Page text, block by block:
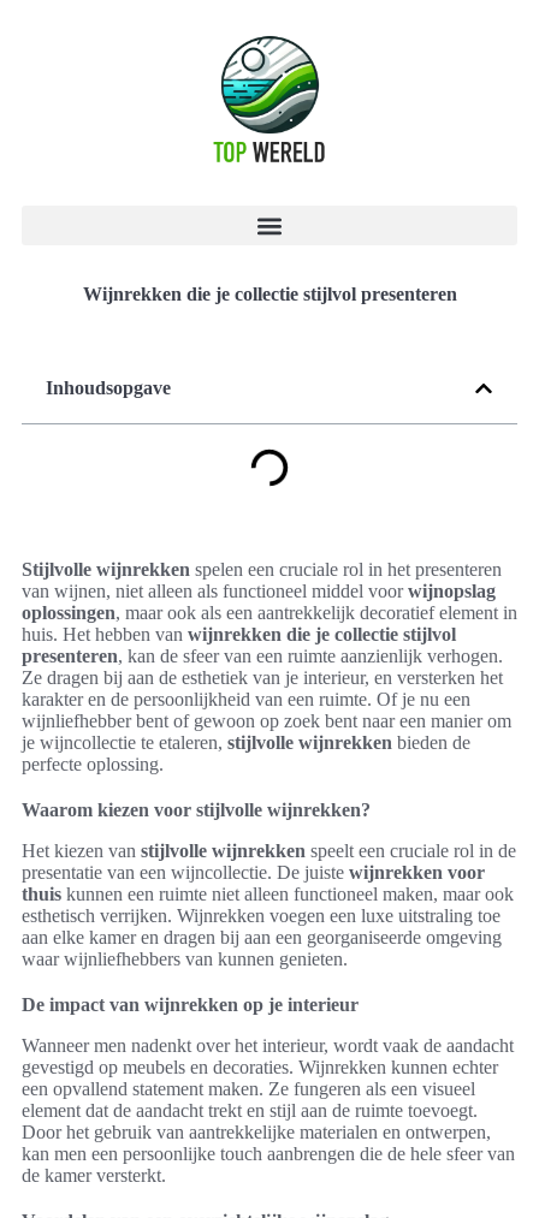
Wijnrekken die je collectie stijlvol presenteren
Inhoudsopgave
Stijlvolle wijnrekken spelen een cruciale rol in het presenteren
van wijnen, niet alleen als functioneel middel voorwijnopslag
oplossingen, maar ook als een aantrekkelijk decoratief element in
huis. Het hebben van wijnrekken die je collectie stijlvol
presenteren, kan de sfeer van een ruimte aanzienlijk verhogen.
Ze dragen bij aan de esthetiek van je interieur, en versterken het
karakter en de persoonlijkheid van een ruimte. Of je nu een
wijnliefhebber bent of gewoon op zoek bent naar een manier om
je wijncollectie te etaleren, stijlvolle wijnrekken bieden de
perfecte oplossing.
Waarom kiezen voor stijlvolle wijnrekken?
Het kiezen van stijlvolle wijnrekken speelt een cruciale rol in de
presentatie van een wijncollectie. De juiste wijnrekken voor
thuis kunnen een ruimte niet alleen functioneel maken, maar ook
esthetisch verrijken. Wijnrekken voegen een luxe uitstraling toe
aan elke kamer en dragen bij aan een georganiseerde omgeving
waar wijnliefhebbers van kunnen genieten.
De impact van wijnrekken op je interieur
Wanneer men nadenkt over het interieur, wordt vaak de aandacht
gevestigd op meubels en decoraties. Wijnrekken kunnen echter
een opvallend statement maken. Ze fungeren als een visueel
element dat de aandacht trekt en stijl aan de ruimte toevoegt.
Door het gebruik van aantrekkelijke materialen en ontwerpen,
kan men een persoonlijke touch aanbrengen die de hele sfeer van
de kamer versterkt.